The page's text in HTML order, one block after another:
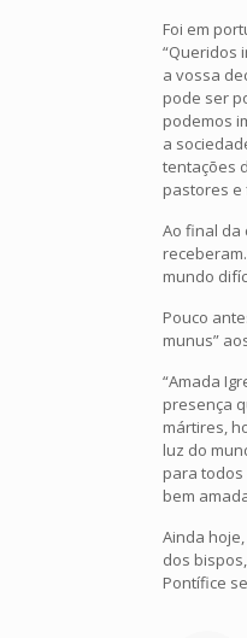
Foi em
“Queridos
a vossa
pode ser
podemos
a
tentações
pastores e
Ao final da
mundo
Pouco
munus”
“Amada
presença
mártires,
luz do
para todos
bem
Ainda
dos
Pontífice